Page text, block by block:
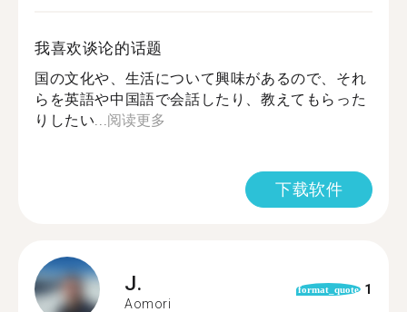
我喜欢谈论的话题
国の文化や、生活について興味があるので、それ
らを英語や中国語で会話したり、教えてもらった
りしたい...阅读更多
下载软件
J.
Aomori
format_quote 1